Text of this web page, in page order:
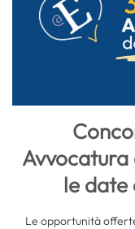
le date
Le opportunità